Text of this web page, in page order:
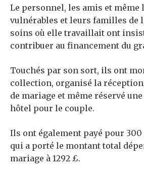
Le personnel, les amis et même
vulnérables et leurs familles de
soins où elle travaillait ont
contribuer au financement du
Touchés par son sort, ils ont
collection, organisé la
de mariage et même réservé
hôtel pour le couple.
Ils ont également payé pour 300
qui a porté le montant total
mariage à 1292 £.